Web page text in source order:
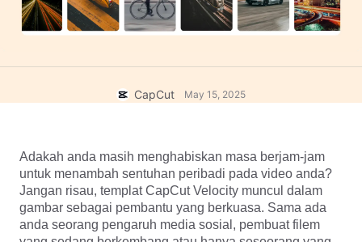
Pengecaman pertuturan
Kurangkan hingar
Imej
Pilihan Popular
Trend & petua templat
Lagi
Bilik Berita
Perihal Terma Perkhidmatan CapCut
Dreamina Seedance 2.0 Launch
Buka CapCut
CapCut May 15, 2025
Adakah anda masih menghabiskan masa berjam-jam
untuk menambah sentuhan peribadi pada video anda?
Jangan risau, templat CapCut Velocity muncul dalam
gambar sebagai pembantu yang berkuasa. Sama ada
anda seorang pengaruh media sosial, pembuat filem